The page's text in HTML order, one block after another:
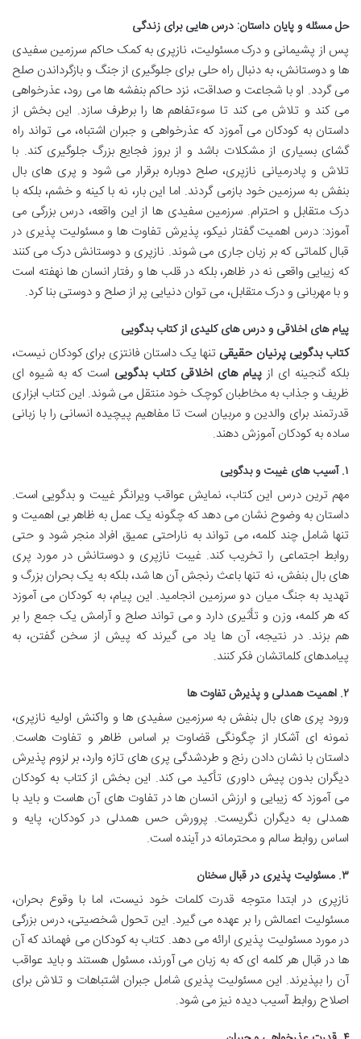
حل مسئله و پایان داستان: درس هایی برای زندگی
پس از پشیمانی و درک مسئولیت، نازپری به کمک حاکم سرزمین سفیدی
ها و دوستانش، به دنبال راه حلی برای جلوگیری از جنگ و بازگرداندن صلح
می گردد. او با شجاعت و صداقت، نزد حاکم بنفشه ها می رود، عذرخواهی
می کند و تلاش می کند تا سوءتفاهم ها را برطرف سازد. این بخش از
داستان به کودکان می آموزد که عذرخواهی و جبران اشتباه، می تواند راه
گشای بسیاری از مشکلات باشد و از بروز فجایع بزرگ جلوگیری کند. با
تلاش و پادرمیانی نازپری، صلح دوباره برقرار می شود و پری های بال
بنفش به سرزمین خود بازمی گردند. اما این بار، نه با کینه و خشم، بلکه با
درک متقابل و احترام. سرزمین سفیدی ها از این واقعه، درس بزرگی می
آموزد: درس اهمیت گفتار نیکو، پذیرش تفاوت ها و مسئولیت پذیری در
قبال کلماتی که بر زبان جاری می شوند. نازپری و دوستانش درک می کنند
که زیبایی واقعی نه در ظاهر، بلکه در قلب ها و رفتار انسان ها نهفته است
و با مهربانی و درک متقابل، می توان دنیایی پر از صلح و دوستی بنا کرد.
پیام های اخلاقی و درس های کلیدی از کتاب بدگویی
کتاب بدگویی پرنیان حقیقی تنها یک داستان فانتزی برای کودکان نیست،
بلکه گنجینه ای از پیام های اخلاقی کتاب بدگویی است که به شیوه ای
ظریف و جذاب به مخاطبان کوچک خود منتقل می شوند. این کتاب ابزاری
قدرتمند برای والدین و مربیان است تا مفاهیم پیچیده انسانی را با زبانی
ساده به کودکان آموزش دهند.
۱. آسیب های غیبت و بدگویی
مهم ترین درس این کتاب، نمایش عواقب ویرانگر غیبت و بدگویی است.
داستان به وضوح نشان می دهد که چگونه یک عمل به ظاهر بی اهمیت و
تنها شامل چند کلمه، می تواند به ناراحتی عمیق افراد منجر شود و حتی
روابط اجتماعی را تخریب کند. غیبت نازپری و دوستانش در مورد پری
های بال بنفش، نه تنها باعث رنجش آن ها شد، بلکه به یک بحران بزرگ و
تهدید به جنگ میان دو سرزمین انجامید. این پیام، به کودکان می آموزد
که هر کلمه، وزن و تأثیری دارد و می تواند صلح و آرامش یک جمع را بر
هم بزند. در نتیجه، آن ها یاد می گیرند که پیش از سخن گفتن، به
پیامدهای کلماتشان فکر کنند.
۲. اهمیت همدلی و پذیرش تفاوت ها
ورود پری های بال بنفش به سرزمین سفیدی ها و واکنش اولیه نازپری،
نمونه ای آشکار از چگونگی قضاوت بر اساس ظاهر و تفاوت هاست.
داستان با نشان دادن رنج و طردشدگی پری های تازه وارد، بر لزوم پذیرش
دیگران بدون پیش داوری تأکید می کند. این بخش از کتاب به کودکان
می آموزد که زیبایی و ارزش انسان ها در تفاوت های آن هاست و باید با
همدلی به دیگران نگریست. پرورش حس همدلی در کودکان، پایه و
اساس روابط سالم و محترمانه در آینده است.
۳. مسئولیت پذیری در قبال سخنان
نازپری در ابتدا متوجه قدرت کلمات خود نیست، اما با وقوع بحران،
مسئولیت اعمالش را بر عهده می گیرد. این تحول شخصیتی، درس بزرگی
در مورد مسئولیت پذیری ارائه می دهد. کتاب به کودکان می فهماند که آن
ها در قبال هر کلمه ای که به زبان می آورند، مسئول هستند و باید عواقب
آن را بپذیرند. این مسئولیت پذیری شامل جبران اشتباهات و تلاش برای
اصلاح روابط آسیب دیده نیز می شود.